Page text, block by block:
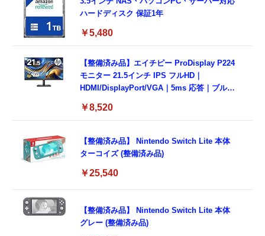
ハードディスク 保証1年
￥5,480
【整備済み品】エイチピー ProDisplay P224
モニター 21.5インチ IPS フルHD｜
HDMI/DisplayPort/VGA｜5ms 応答｜ブルー
応
￥8,520
【整備済み品】 Nintendo Switch Lite 本体
ターコイズ (整備済み品)
￥25,540
【整備済み品】 Nintendo Switch Lite 本体
グレー (整備済み品)